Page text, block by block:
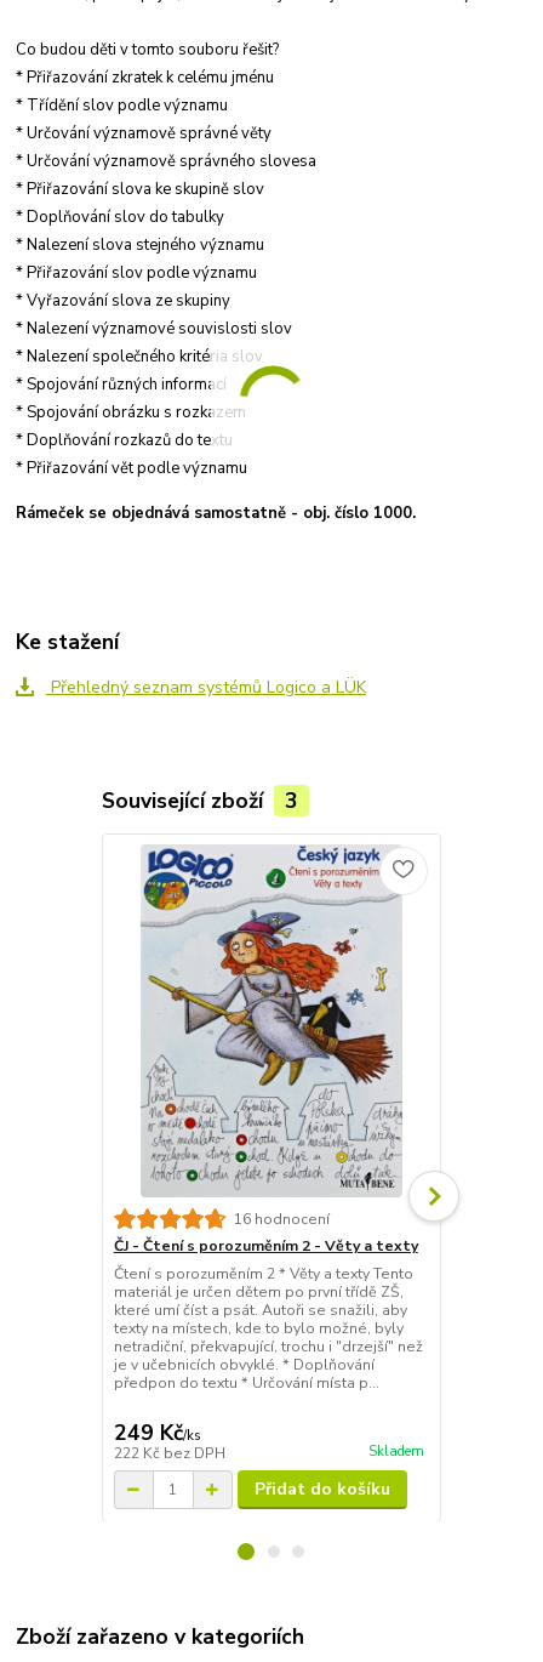
Co budou děti v tomto souboru řešit?
* Přiřazování zkratek k celému jménu
* Třídění slov podle významu
* Určování významově správné věty
* Určování významově správného slovesa
* Přiřazování slova ke skupině slov
* Doplňování slov do tabulky
* Nalezení slova stejného významu
* Přiřazování slov podle významu
* Vyřazování slova ze skupiny
* Nalezení významové souvislosti slov
* Nalezení společného kritéria slov
* Spojování různých informací
* Spojování obrázku s rozkazem
* Doplňování rozkazů do textu
* Přiřazování vět podle významu
Rámeček se objednává samostatně - obj. číslo 1000.
Ke stažení
Přehledný seznam systémů Logico a LÜK
Související zboží 3
16 hodnocení
ČJ - Čtení s porozuměním 2 - Věty a texty
Čtení s porozuměním 2 * Věty a texty Tento
materiál je určen dětem po první třídě ZŠ,
které umí číst a psát. Autoři se snažili, aby
texty na místech, kde to bylo možné, byly
netradiční, překvapující, trochu i "drzejší" než
je v učebnicích obvyklé. * Doplňování
předpon do textu * Určování místa p...
249 Kč/ks
222 Kč bez DPH Skladem
Přidat do košíku
Zboží zařazeno v kategoriích